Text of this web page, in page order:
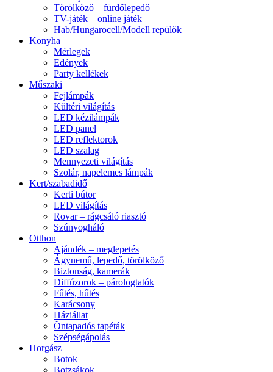
Törölköző – fürdőlepedő
TV-játék – online játék
Hab/Hungarocell/Modell repülők
Konyha
Mérlegek
Edények
Party kellékek
Műszaki
Fejlámpák
Kültéri világítás
LED kézilámpák
LED panel
LED reflektorok
LED szalag
Mennyezeti világítás
Szolár, napelemes lámpák
Kert/szabadidő
Kerti bútor
LED világítás
Rovar – rágcsáló riasztó
Szúnyogháló
Otthon
Ajándék – meglepetés
Ágynemű, lepedő, törölköző
Biztonság, kamerák
Diffúzorok – párologtatók
Fűtés, hűtés
Karácsony
Háziállat
Öntapadós tapéták
Szépségápolás
Horgász
Botok
Botzsákok